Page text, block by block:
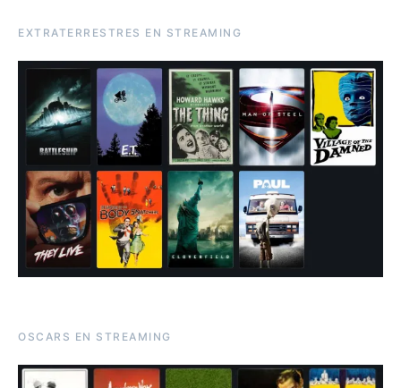
EXTRATERRESTRES EN STREAMING
OSCARS EN STREAMING